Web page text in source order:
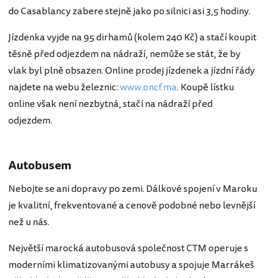
do Casablancy zabere stejně jako po silnici asi 3,5 hodiny.
Jízdenka vyjde na 95 dirhamů (kolem 240 Kč) a stačí koupit
těsně před odjezdem na nádraží, nemůže se stát, že by
vlak byl plně obsazen. Online prodej jízdenek a jízdní řády
najdete na webu železnic:www.oncf.ma. Koupě lístku
online však není nezbytná, stačí na nádraží před
odjezdem.
Autobusem
Nebojte se ani dopravy po zemi. Dálkové spojení v Maroku
je kvalitní, frekventované a cenově podobné nebo levnější
než u nás.
Největší marocká autobusová společnost CTM operuje s
moderními klimatizovanými autobusy a spojuje Marrákeš